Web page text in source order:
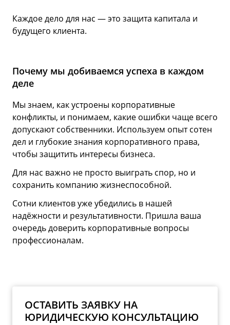
Каждое дело для нас — это защита капитала и
будущего клиента.
Почему мы добиваемся успеха в каждом
деле
Мы знаем, как устроены корпоративные
конфликты, и понимаем, какие ошибки чаще всего
допускают собственники. Используем опыт сотен
дел и глубокие знания корпоративного права,
чтобы защитить интересы бизнеса.
Для нас важно не просто выиграть спор, но и
сохранить компанию жизнеспособной.
Сотни клиентов уже убедились в нашей
надёжности и результативности. Пришла ваша
очередь доверить корпоративные вопросы
профессионалам.
ОСТАВИТЬ ЗАЯВКУ НА
ЮРИДИЧЕСКУЮ КОНСУЛЬТАЦИЮ